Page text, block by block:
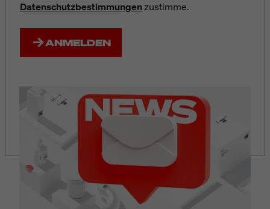
Datenschutzbestimmungenzustimme.
ANMELDEN